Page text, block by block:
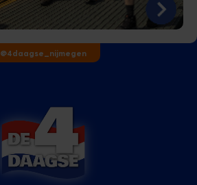
@4daagse_nijmegen